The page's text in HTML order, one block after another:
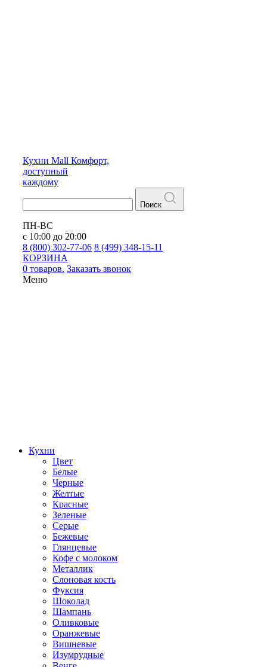
Кухни Mall Комфорт,
доступный
каждому
Поиск
ПН-ВС
с 10:00 до 20:00
8 (800) 302-77-06 8 (499) 348-15-11
КОРЗИНА
0 товаров. Заказать звонок
Меню
Кухни
Цвет
Белые
Черные
Желтые
Красные
Зеленые
Серые
Бежевые
Глянцевые
Кофе с молоком
Металлик
Слоновая кость
Фуксия
Шоколад
Шампань
Оливковые
Оранжевые
Вишневые
Изумрудные